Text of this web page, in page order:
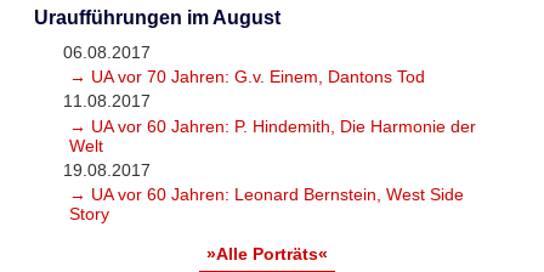
Uraufführungen im August
06.08.2017
→ UA vor 70 Jahren: G.v. Einem, Dantons Tod
11.08.2017
→ UA vor 60 Jahren: P. Hindemith, Die Harmonie der
Welt
19.08.2017
→ UA vor 60 Jahren: Leonard Bernstein, West Side
Story
»Alle Porträts«